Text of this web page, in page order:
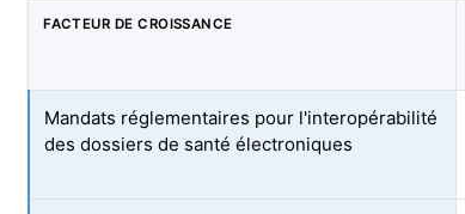
FACTEUR DE CROISSANCE
Mandats réglementaires pour l'interopérabilité
des dossiers de santé électroniques